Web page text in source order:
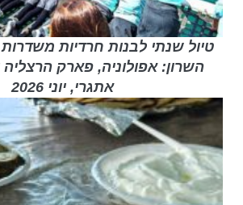
טיול שנתי לבנות חרדיות
השרון: אפולוניה, פארק
אתגרי, יוני 2026